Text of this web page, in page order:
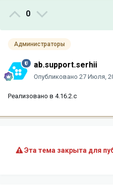
0
Администраторы
ab.support.serhii
Опубликовано 27 Июля,
Реализовано в 4.16.2.c
Эта тема закрыта для